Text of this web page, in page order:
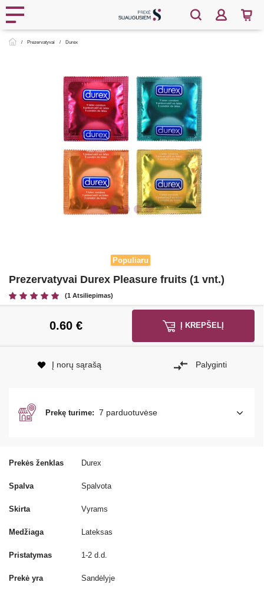
Prezervatyvai Durex
Populiaru
Prezervatyvai Durex Pleasure fruits (1 vnt.)
(1 Atsiliepimas)
Prekės ženklas Durex
Spalva Spalvota
Skirta Vyrams
Medžiaga Lateksas
Pristatymas 1-2 d.d.
Prekė yra Sandėlyje
0.60€ Į KREPŠELĮ
Į norų sąrašą Palyginti
Prekę turime: 7 parduotuvėse